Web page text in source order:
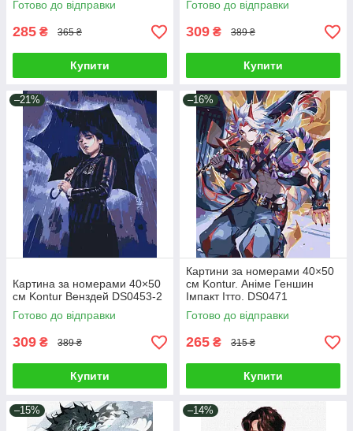
Готово до відправки
285 ₴ 365 ₴
Купити
Готово до відправки
309 ₴ 389 ₴
Купити
–21%
Картина за номерами 40×50
см Kontur Венздей DS0453-2
Готово до відправки
309 ₴ 389 ₴
Купити
–16%
Картини за номерами 40×50
см Kontur. Аніме Геншин
Імпакт Ітто. DS0471
Готово до відправки
265 ₴ 315 ₴
Купити
–15% –14%